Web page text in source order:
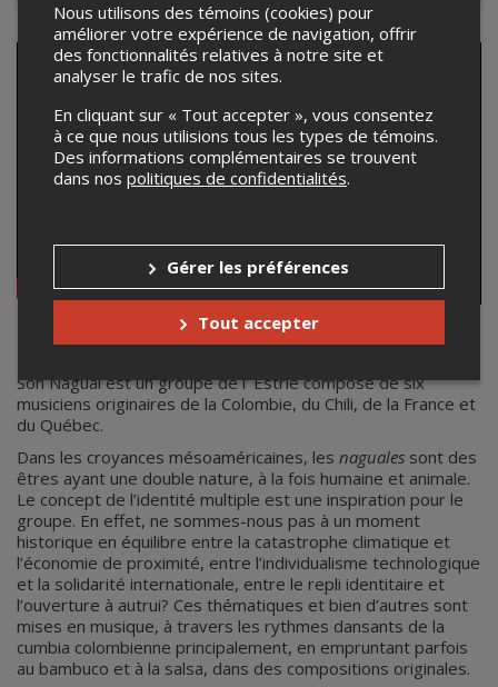
Son Nagual
Son Nagual est un groupe de l' Estrie composé de six
musiciens originaires de la Colombie, du Chili, de la France et
du Québec.
Dans les croyances mésoaméricaines, les naguales sont des
êtres ayant une double nature, à la fois humaine et animale.
Le concept de l’identité multiple est une inspiration pour le
groupe. En effet, ne sommes-nous pas à un moment
historique en équilibre entre la catastrophe climatique et
l’économie de proximité, entre l’individualisme technologique
et la solidarité internationale, entre le repli identitaire et
l’ouverture à autrui? Ces thématiques et bien d’autres sont
mises en musique, à travers les rythmes dansants de la
cumbia colombienne principalement, en empruntant parfois
au bambuco et à la salsa, dans des compositions originales.
Nous utilisons des témoins (cookies) pour
améliorer votre expérience de navigation, offrir
des fonctionnalités relatives à notre site et
analyser le trafic de nos sites.
En cliquant sur « Tout accepter », vous consentez
à ce que nous utilisions tous les types de témoins.
Des informations complémentaires se trouvent
dans nos politiques de confidentialités.
Gérer les préférences
Tout accepter